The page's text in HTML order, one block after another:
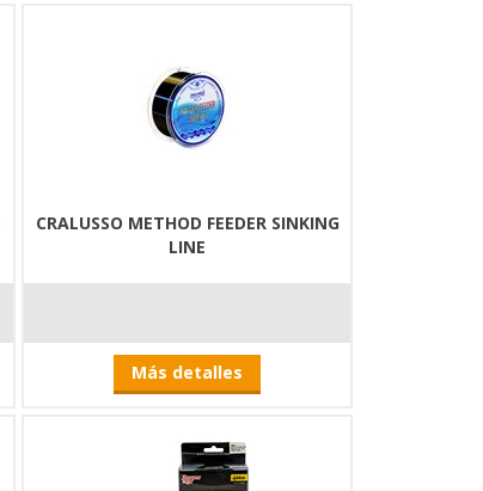
CRALUSSO METHOD FEEDER SINKING
LINE
Más detalles